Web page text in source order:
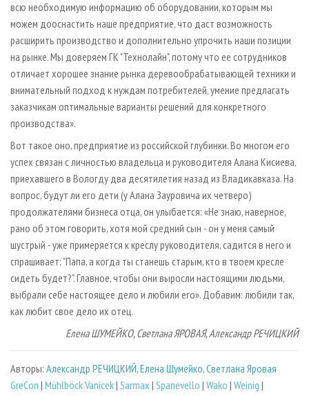
всю необходимую информацию об оборудовании, которым мы
можем дооснастить наше предприятие, что даст возможность
расширить производство и дополнительно упрочить наши позиции
на рынке. Мы доверяем ГК "Технолайн", потому что ее сотрудников
отличает хорошее знание рынка деревообрабатывающей техники и
внимательный подход к нуждам потребителей, умение предлагать
заказчикам оптимальные варианты решений для конкретного
производства».
Вот такое оно, предприятие из российской глубинки. Во многом его
успех связан с личностью владельца и руководителя Алана Кисиева,
приехавшего в Вологду два десятилетия назад из Владикавказа. На
вопрос, будут ли его дети (у Алана Зауровича их четверо)
продолжателями бизнеса отца, он улыбается: «Не знаю, наверное,
рано об этом говорить, хотя мой средний сын - он у меня самый
шустрый - уже примеряется к креслу руководителя, садится в него и
спрашивает: "Папа, а когда ты станешь старым, кто в твоем кресле
сидеть будет?". Главное, чтобы они выросли настоящими людьми,
выбрали себе настоящее дело и любили его». Добавим: любили так,
как любит свое дело их отец.
Елена ШУМЕЙКО, Светлана ЯРОВАЯ, Александр РЕЧИЦКИЙ
Авторы: Александр РЕЧИЦКИЙ,Елена Шумейко,Светлана Яровая
GreCon | Mühlböck Vanicek| Sarmax | Spanevello | Wako | Weinig |